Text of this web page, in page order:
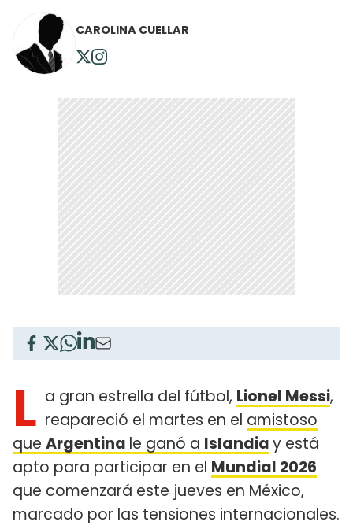
CAROLINA CUELLAR
L a gran estrella del fútbol, Lionel Messi,
reapareció el martes en el amistoso
que Argentina le ganó a Islandiay está
apto para participar en el Mundial 2026
que comenzará este jueves en México,
marcado por las tensiones internacionales.